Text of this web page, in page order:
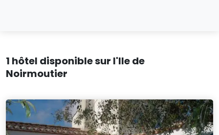
1 hôtel disponible sur l'Ile de
Noirmoutier